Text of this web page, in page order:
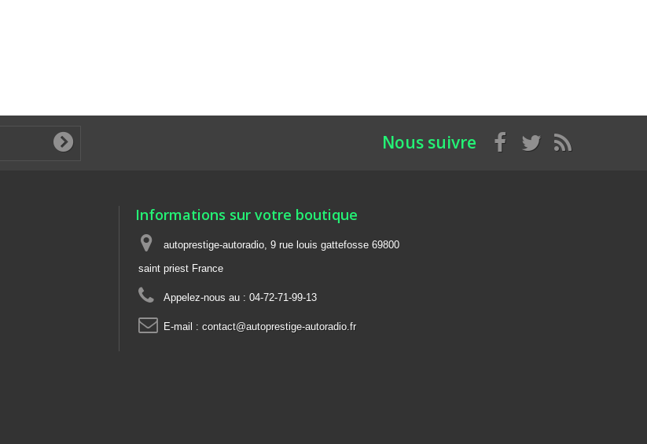
Nous suivre
Informations sur votre boutique
autoprestige-autoradio, 9 rue louis gattefosse 69800
saint priest France
Appelez-nous au : 04-72-71-99-13
E-mail : contact@autoprestige-autoradio.fr